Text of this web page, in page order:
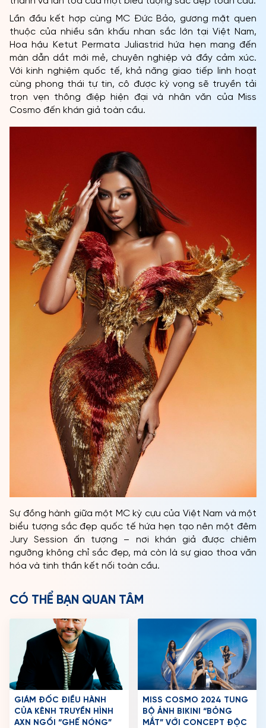
TRANG CHỦ
MCO
CUỘC THI
TIN TỨC & THƯ VIỆN
ĐỐI TÁC
FAQ
Lần đầu kết hợp cùng MC Đức Bảo, gương mặt quen
thuộc của nhiều sân khấu nhan sắc lớn tại Việt Nam,
Hoa hậu Ketut Permata Juliastrid hứa hẹn mang đến
màn dẫn dắt mới mẻ, chuyên nghiệp và đầy cảm xúc.
Với kinh nghiệm quốc tế, khả năng giao tiếp linh hoạt
cùng phong thái tự tin, cô được kỳ vọng sẽ truyền tải
trọn vẹn thông điệp hiện đại và nhân văn của Miss
Cosmo đến khán giả toàn cầu.
Sự đồng hành giữa một MC kỳ cựu của Việt Nam và một
biểu tượng sắc đẹp quốc tế hứa hẹn tạo nên một đêm
Jury Session ấn tượng – nơi khán giả được chiêm
ngưỡng không chỉ sắc đẹp, mà còn là sự giao thoa văn
hóa và tinh thần kết nối toàn cầu.
CÓ THỂ BẠN QUAN TÂM
GIÁM ĐỐC ĐIỀU HÀNH
CỦA KÊNH TRUYỀN HÌNH
AXN NGỒI “GHẾ NÓNG”
MISS COSMO 2024 TUNG
BỘ ẢNH BIKINI “BỎNG
MẮT” VỚI CONCEPT ĐỘC